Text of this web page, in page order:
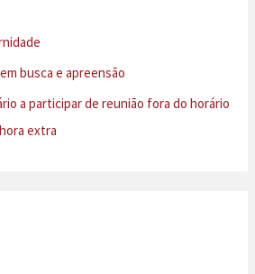
busca e apreensão
a participar de reunião fora do horário
extra